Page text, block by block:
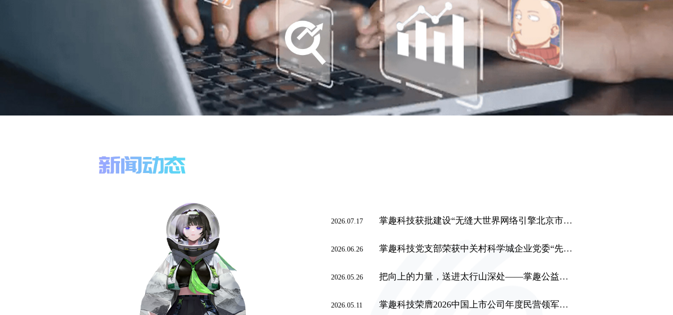
2026.07.17 掌趣科技获批建设“无缝大世界网络引擎北京市重点实验室”
2026.06.26 掌趣科技党支部荣获中关村科学城企业党委“先进基层党组织”称号
2026.05.26 把向上的力量，送进太行山深处——掌趣公益助学走访侧记
2026.05.11 掌趣科技荣膺2026中国上市公司年度民营领军品牌